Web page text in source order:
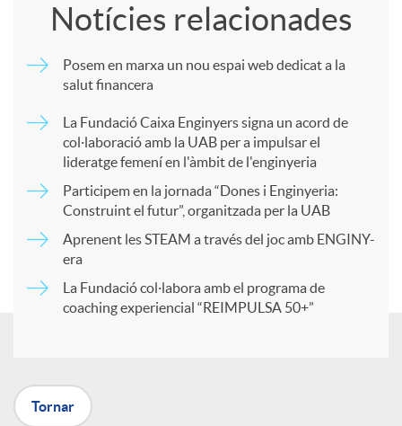
m
t
r
Notícies relacionades
Posem en marxa un nou espai web dedicat a la
salut financera
La Fundació Caixa Enginyers signa un acord de
col·laboració amb la UAB per a impulsar el
lideratge femení en l'àmbit de l'enginyeria
Participem en la jornada “Dones i Enginyeria:
Construint el futur”, organitzada per la UAB
Aprenent les STEAM a través del joc amb ENGINY-
era
La Fundació col·labora amb el programa de
coaching experiencial “REIMPULSA 50+”
Tornar